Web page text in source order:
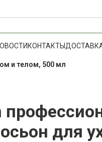
КОНТАКТЫ
и телом, 500 мл
для